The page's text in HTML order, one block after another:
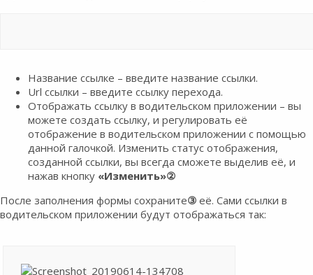
Название ссылке – введите название ссылки.
Url ссылки – введите ссылку перехода.
Отображать ссылку в водительском приложении – вы
можете создать ссылку, и регулировать её
отображение в водительском приложении с помощью
данной галочкой. Изменить статус отображения,
созданной ссылки, вы всегда сможете выделив её, и
нажав кнопку «Изменить»②
После заполнения формы сохраните③ её. Сами ссылки в
водительском приложении будут отображаться так: